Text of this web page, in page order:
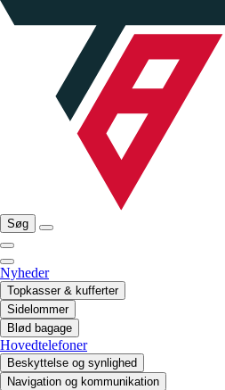
Søg
Nyheder
Topkasser & kufferter
Sidelommer
Blød bagage
Hovedtelefoner
Beskyttelse og synlighed
Navigation og kommunikation